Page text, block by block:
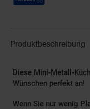
Produktbeschreibung
Diese Mini-Metall-
Wünschen perfekt an!
Wenn Sie nur wenig